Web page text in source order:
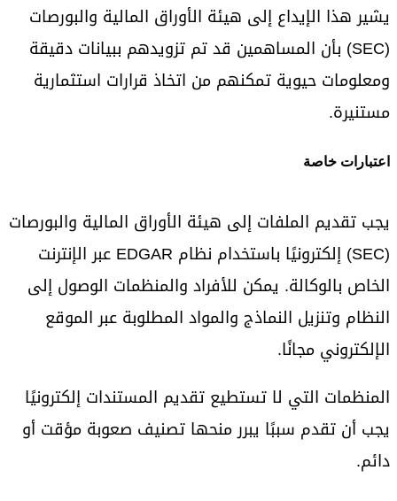
يشير هذا الإيداع إلى هيئة الأوراق المالية والبورصات
(SEC) بأن المساهمين قد تم تزويدهم ببيانات دقيقة
ومعلومات حيوية تمكنهم من اتخاذ قرارات استثمارية
مستنيرة.
اعتبارات خاصة
يجب تقديم الملفات إلى هيئة الأوراق المالية والبورصات
(SEC) إلكترونيًا باستخدام نظام EDGAR عبر الإنترنت
الخاص بالوكالة. يمكن للأفراد والمنظمات الوصول إلى
النظام وتنزيل النماذج والمواد المطلوبة عبر الموقع
الإلكتروني مجانًا.
المنظمات التي لا تستطيع تقديم المستندات إلكترونيًا
يجب أن تقدم سببًا يبرر منحها تصنيف صعوبة مؤقت أو
دائم.